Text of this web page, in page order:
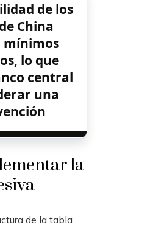
de los
China
mínimos
lo que
central
una
la
de la tabla